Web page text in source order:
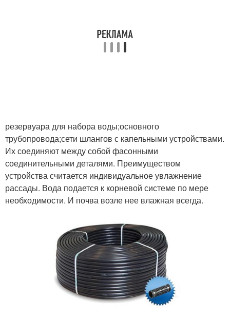
резервуара для набора воды;основного
трубопровода;сети шлангов с капельными устройствами.
Их соединяют между собой фасонными
соединительными деталями. Преимуществом
устройства считается индивидуальное увлажнение
рассады. Вода подается к корневой системе по мере
необходимости. И почва возле нее влажная всегда.